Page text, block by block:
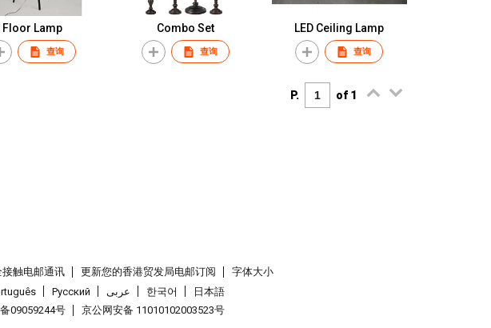
Floor Lamp
查询
Combo Set
查询
LED Ceiling Lamp
查询
P. of 1
触电邮通讯 更新您的香港贸发局电邮订阅
字体大小
Pусский عربى 한국어
日本語
09059244号 京公网安备 11010102003523号